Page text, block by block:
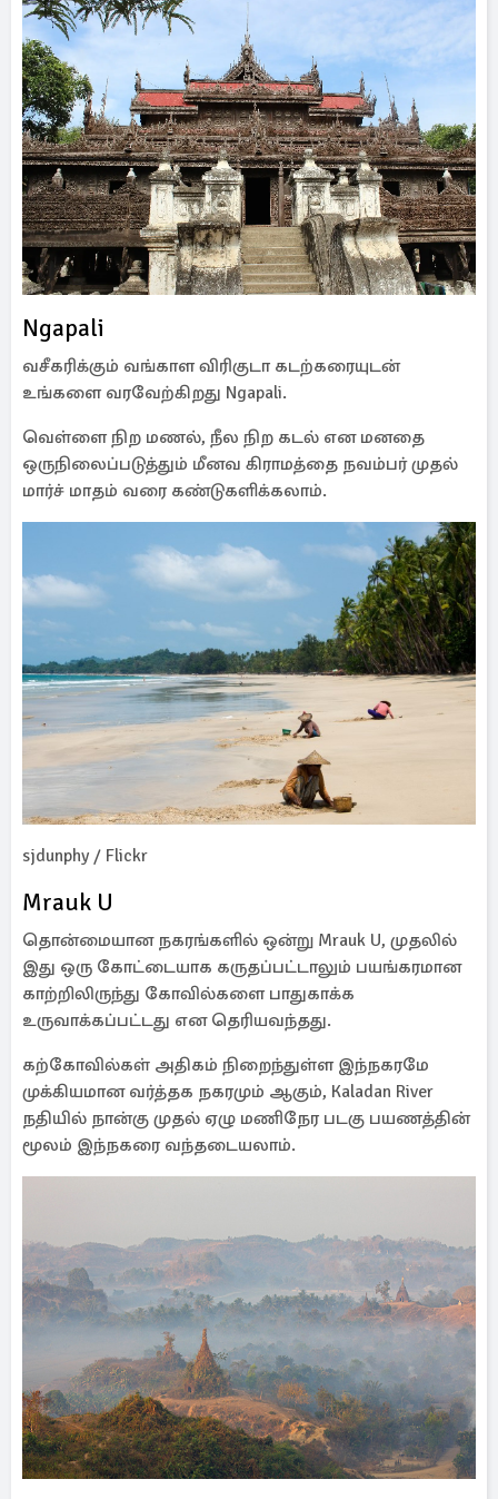
Ngapali
வசீகரிக்கும் வங்காள விரிகுடா கடற்கரையுடன்
உங்களை வரவேற்கிறது Ngapali.
வெள்ளை நிற மணல், நீல நிற கடல் என மனதை
ஒருநிலைப்படுத்தும் மீனவ கிராமத்தை நவம்பர் முதல்
மார்ச் மாதம் வரை கண்டுகளிக்கலாம்.
sjdunphy / Flickr
Mrauk U
தொன்மையான நகரங்களில் ஒன்று Mrauk U, முதலில்
இது ஒரு கோட்டையாக கருதப்பட்டாலும் பயங்கரமான
காற்றிலிருந்து கோவில்களை பாதுகாக்க
உருவாக்கப்பட்டது என தெரியவந்தது.
கற்கோவில்கள் அதிகம் நிறைந்துள்ள இந்நகரமே
முக்கியமான வர்த்தக நகரமும் ஆகும், Kaladan River
நதியில் நான்கு முதல் ஏழு மணிநேர படகு பயணத்தின்
மூலம் இந்நகரை வந்தடையலாம்.